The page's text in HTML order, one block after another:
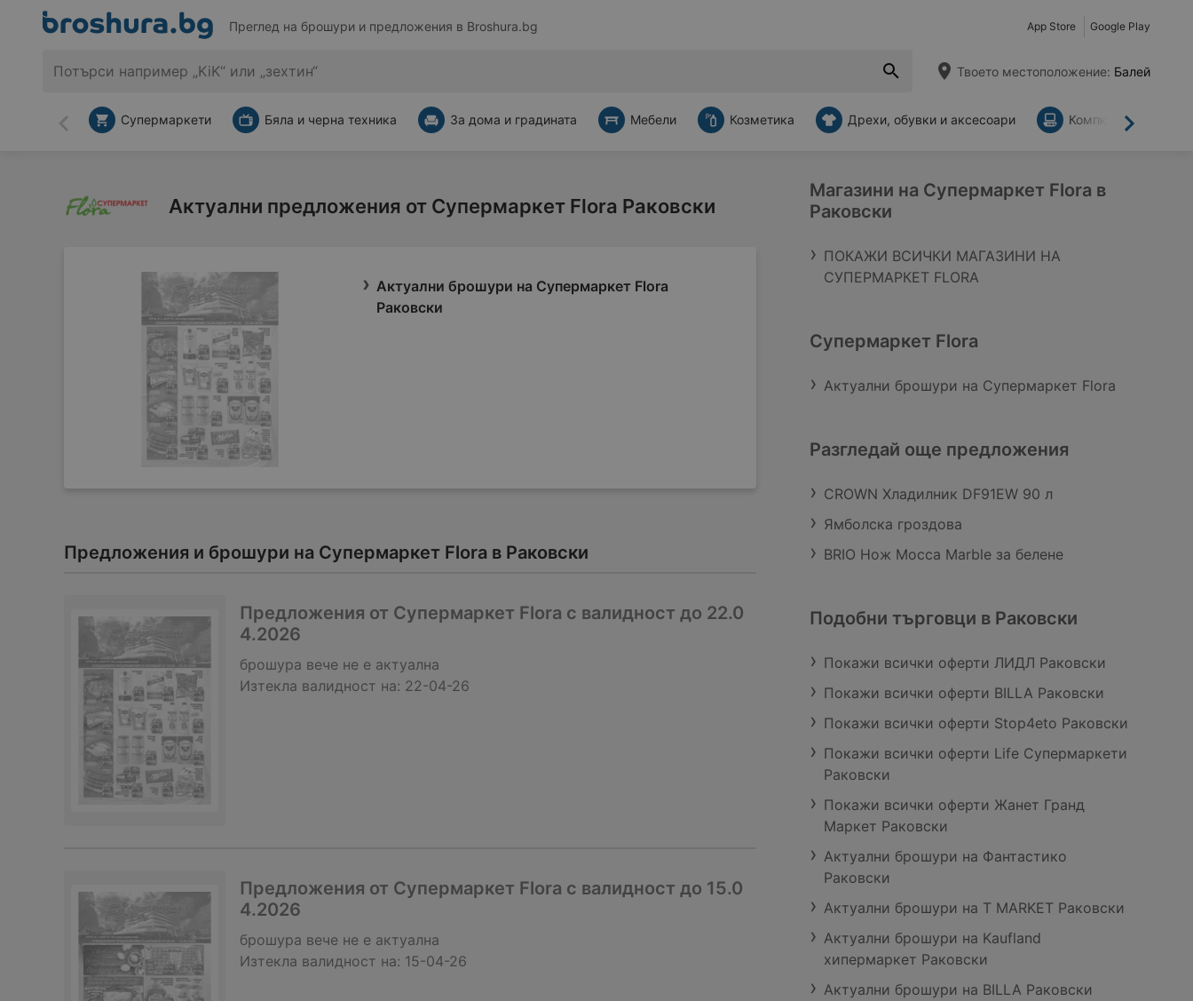
Преглед на брошури и предложения в Broshura.bg App Store Google Play
Твоето местоположение: Балей
Назад Напред
Супермаркети Бяла и черна техника За дома и градината Мебели Козметика Дрехи, обувки и аксесоари Компютри и
Актуални предложения от Супермаркет Flora Раковски
Актуални брошури на Супермаркет Flora
Раковски
Предложения и брошури на Супермаркет Flora в Раковски
Предложения от Супермаркет Flora с валидност до 22.0
4.2026
брошура вече не е актуална
Изтекла валидност на: 22-04-26
Предложения от Супермаркет Flora с валидност до 15.0
4.2026
брошура вече не е актуална
Изтекла валидност на: 15-04-26
Магазини на Супермаркет Flora в
Раковски
ПОКАЖИ ВСИЧКИ МАГАЗИНИ НА
СУПЕРМАРКЕТ FLORA
Супермаркет Flora
Актуални брошури на Супермаркет Flora
Разгледай още предложения
CROWN Хладилник DF91EW 90 л
Ямболска гроздова
BRIO Нож Mocca Marble за белене
Подобни търговци в Раковски
Покажи всички оферти ЛИДЛ Раковски
Покажи всички оферти BILLA Раковски
Покажи всички оферти Stop4eto Раковски
Покажи всички оферти Life Супермаркети
Раковски
Покажи всички оферти Жанет Гранд
Маркет Раковски
Актуални брошури на Фантастико
Раковски
Актуални брошури на T MARKET Раковски
Актуални брошури на Kaufland
хипермаркет Раковски
Актуални брошури на BILLA Раковски